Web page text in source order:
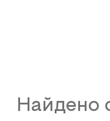
Найдено